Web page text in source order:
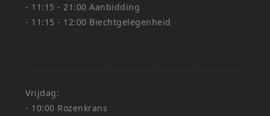
- 11:15 - 21:00 Aanbidding
- 11:15 - 12:00 Biechtgelegenheid
Vrijdag:
- 10:00 Rozenkrans